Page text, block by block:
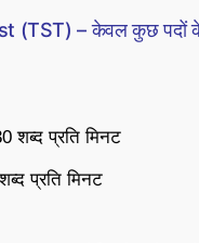
(TST) – केवल कुछ पदों
शब्द प्रति मिनट
प्रति मिनट